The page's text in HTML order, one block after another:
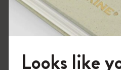
返品をご希望の場合、商品到
サポートまでご連絡ください
社倉庫にて商品を確認後に返
後14日以内に返金対応させて
場合を除き、返品を受け付け
Looks like